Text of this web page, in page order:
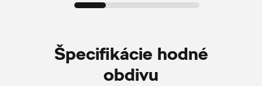
Špecifikácie hodné
obdivu